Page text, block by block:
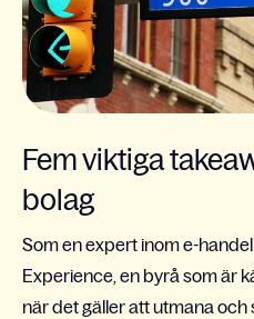
Fem viktiga
bolag
Som en expert inom e-
Experience, en byrå som är
när det gäller att utmana och